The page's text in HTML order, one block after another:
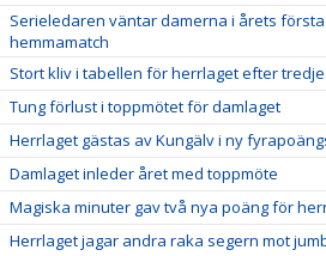
Serieledaren väntar damerna i årets första
hemmamatch
Stort kliv i tabellen för herrlaget efter
Tung förlust i toppmötet för damlaget
Herrlaget gästas av Kungälv i ny
Damlaget inleder året med toppmöte
Magiska minuter gav två nya poäng för
Herrlaget jagar andra raka segern mot